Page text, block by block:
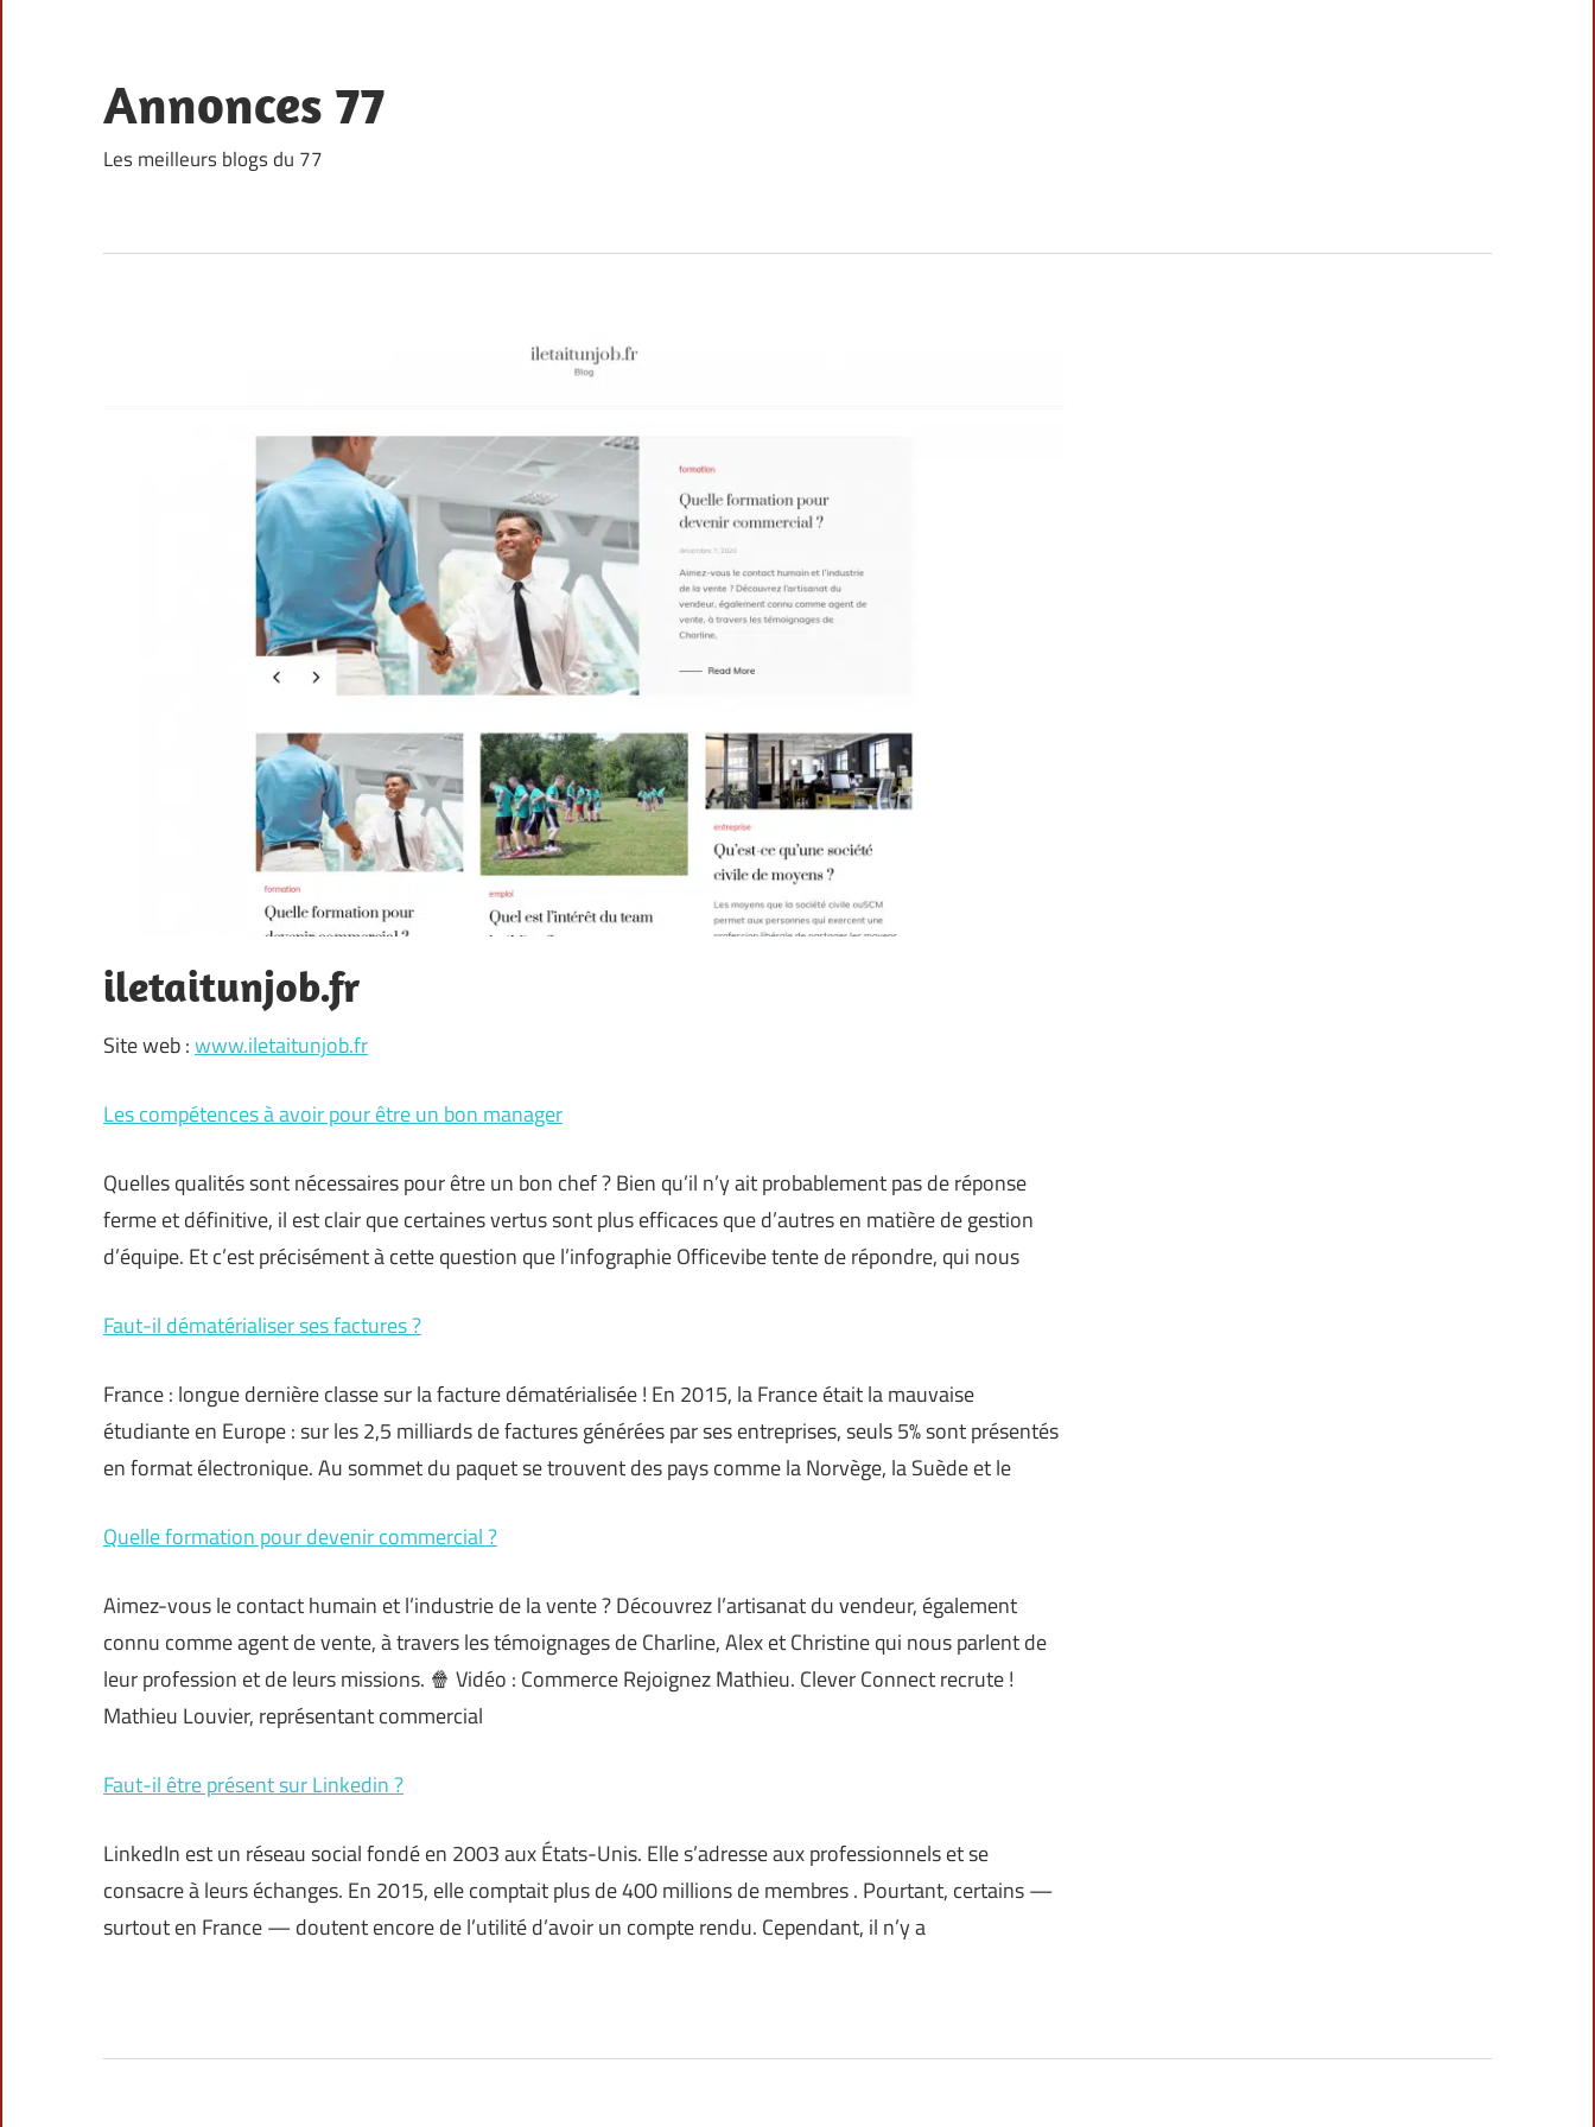
content
Annonces 77
Les meilleurs blogs du 77
iletaitunjob.fr
Site web :www.iletaitunjob.fr
Les compétences à avoir pour être un bon manager
Quelles qualités sont nécessaires pour être un bon chef ? Bien qu’il n’y ait probablement pas de réponse
ferme et définitive, il est clair que certaines vertus sont plus efficaces que d’autres en matière de gestion
d’équipe. Et c’est précisément à cette question que l’infographie Officevibe tente de répondre, qui nous
Faut-il dématérialiser ses factures ?
France : longue dernière classe sur la facture dématérialisée ! En 2015, la France était la mauvaise
étudiante en Europe : sur les 2,5 milliards de factures générées par ses entreprises, seuls 5% sont présentés
en format électronique. Au sommet du paquet se trouvent des pays comme la Norvège, la Suède et le
Quelle formation pour devenir commercial ?
Aimez-vous le contact humain et l’industrie de la vente ? Découvrez l’artisanat du vendeur, également
connu comme agent de vente, à travers les témoignages de Charline, Alex et Christine qui nous parlent de
leur profession et de leurs missions. 🍿 Vidéo : Commerce Rejoignez Mathieu. Clever Connect recrute !
Mathieu Louvier, représentant commercial
Faut-il être présent sur Linkedin ?
LinkedIn est un réseau social fondé en 2003 aux États-Unis. Elle s’adresse aux professionnels et se
consacre à leurs échanges. En 2015, elle comptait plus de 400 millions de membres . Pourtant, certains —
surtout en France — doutent encore de l’utilité d’avoir un compte rendu. Cependant, il n’y a